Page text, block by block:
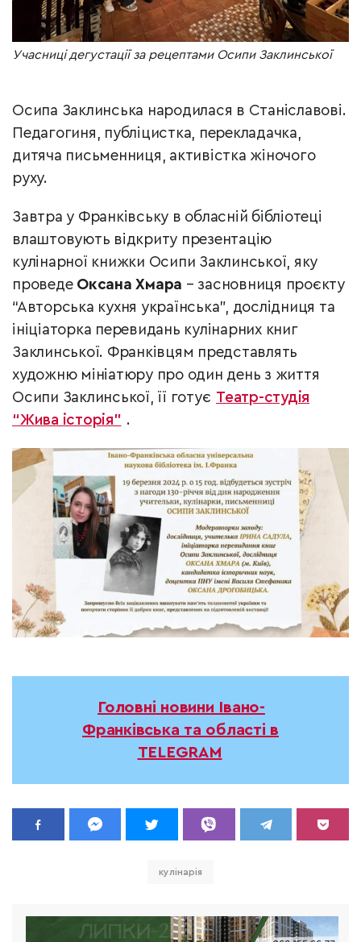
Учасниці дегустації за рецептами Осипи Заклинської
Осипа Заклинська народилася в Станіславові.
Педагогиня, публіцистка, перекладачка,
дитяча письменниця, активістка жіночого
руху.
Завтра у Франківську в обласній бібліотеці
влаштовують відкриту презентацію
кулінарної книжки Осипи Заклинської, яку
проведе Оксана Хмара – засновниця проєкту
“Авторська кухня українська”, дослідниця та
ініціаторка перевидань кулінарних книг
Заклинської. Франківцям представлять
художню мініатюру про один день з життя
Осипи Заклинської, її готує Театр-студія
“Жива історія” .
Головні новини Івано-
Франківська та області в
TELEGRAM
кулінарія